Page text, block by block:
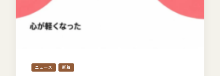
ニュース 新着